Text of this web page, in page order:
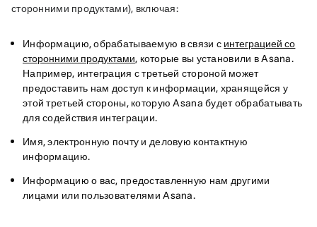
сторонними продуктами), включая:
Информацию, обрабатываемую в связи с интеграцией со
сторонними продуктами, которые вы установили в Asana.
Например, интеграция с третьей стороной может
предоставить нам доступ к информации, хранящейся у
этой третьей стороны, которую Asana будет обрабатывать
для содействия интеграции.
Имя, электронную почту и деловую контактную
информацию.
Информацию о вас, предоставленную нам другими
лицами или пользователями Asana.